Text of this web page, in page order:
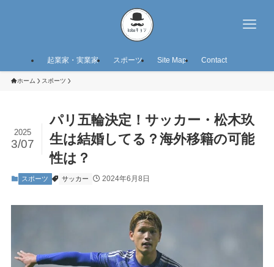
起業家・実業家 スポーツ Site Map Contact
ホーム スポーツ
パリ五輪決定！サッカー・松木玖
生は結婚してる？海外移籍の可能
性は？
2025
3/07
スポーツ サッカー 2024年6月8日